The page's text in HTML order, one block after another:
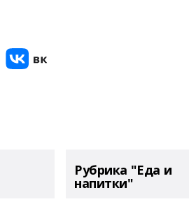
Рубрика "Еда и
напитки"